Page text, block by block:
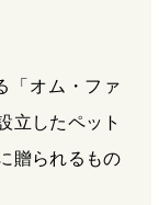
「オム・ファ
立したペット
贈られるもの